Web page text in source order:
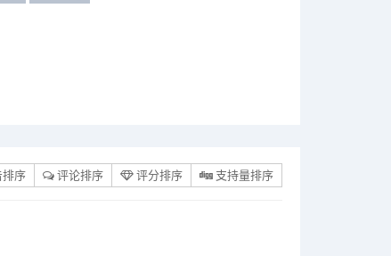
排序 评论排序 评分排序 支持量排序